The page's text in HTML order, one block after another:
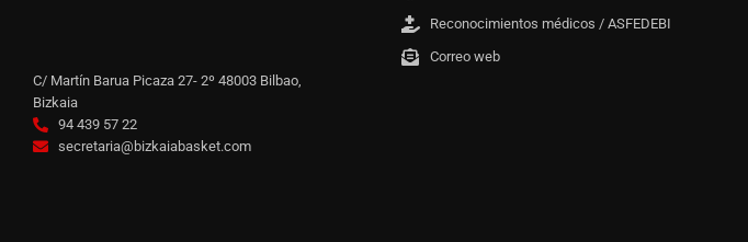
C/ Martín Barua Picaza 27- 2º 48003 Bilbao,
Bizkaia
94 439 57 22
secretaria@bizkaiabasket.com
Reconocimientos médicos / ASFEDEBI
Correo web